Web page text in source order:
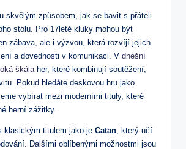
skvělým způsobem, jak se bavit s přáteli
stolu. Pro 17leté kluky mohou být
zábava, ale i výzvou, která rozvíjí jejich
a dovednosti v komunikaci. V dnešní
škála her, které kombinují soutěžení,
Pokud hledáte deskovou hru jako
vybírat mezi moderními tituly, které
herní zážitky.
klasickým titulem jako je Catan , který učí
Dalšími oblíbenými možnostmi jsou